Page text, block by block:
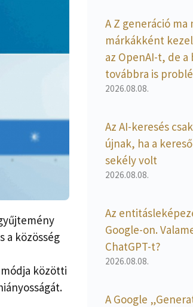
a közösség
közötti
A Z generáció ma
márkákként
az OpenAI-t, de a
továbbra is
2026.08.08.
Az AI-keresés
újnak, ha a
sekély volt
2026.08.08.
Az
Google-on.
ChatGPT-t?
2026.08.08.
A Google